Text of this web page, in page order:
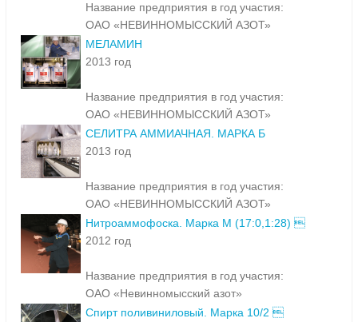
Название предприятия в год участия:
ОАО «НЕВИННОМЫССКИЙ АЗОТ»
МЕЛАМИН
2013 год
Название предприятия в год участия:
ОАО «НЕВИННОМЫССКИЙ АЗОТ»
СЕЛИТРА АММИАЧНАЯ. МАРКА Б
2013 год
Название предприятия в год участия:
ОАО «НЕВИННОМЫССКИЙ АЗОТ»
Нитроаммофоска. Марка М (17:0,1:28) 
2012 год
Название предприятия в год участия:
ОАО «Невинномысский азот»
Спирт поливиниловый. Марка 10/2 